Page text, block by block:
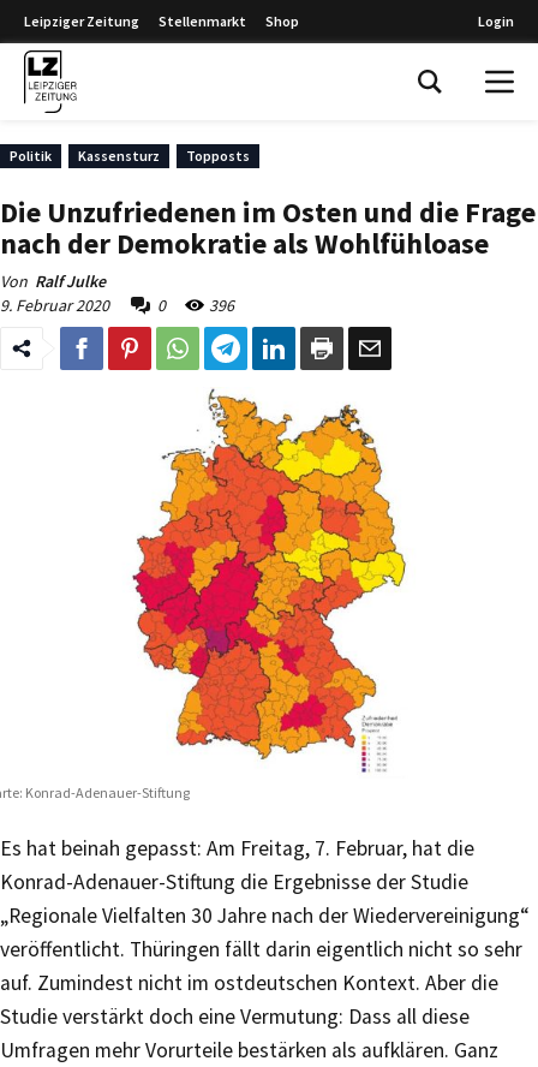
Leipziger Zeitung Stellenmarkt Shop Login
Politik Kassensturz Topposts
Die Unzufriedenen im Osten und die Frage
nach der Demokratie als Wohlfühloase
Von Ralf Julke
9. Februar 2020
0 396
Konrad-Adenauer-Stiftung
Es hat beinah gepasst: Am Freitag, 7. Februar, hat die
Konrad-Adenauer-Stiftung die Ergebnisse der Studie
„Regionale Vielfalten 30 Jahre nach der Wiedervereinigung“
veröffentlicht. Thüringen fällt darin eigentlich nicht so sehr
auf. Zumindest nicht im ostdeutschen Kontext. Aber die
Studie verstärkt doch eine Vermutung: Dass all diese
Umfragen mehr Vorurteile bestärken als aufklären. Ganz